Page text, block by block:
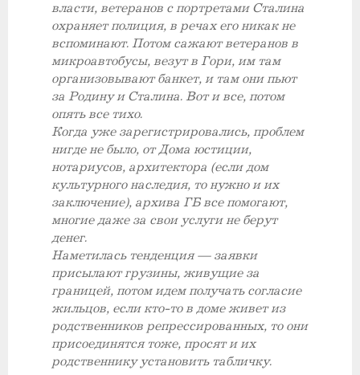
власти, ветеранов с портретами Сталина
охраняет полиция, в речах его никак не
вспоминают. Потом сажают ветеранов в
микроавтобусы, везут в Гори, им там
организовывают банкет, и там они пьют
за Родину и Сталина. Вот и все, потом
опять все тихо.
Когда уже зарегистрировались, проблем
нигде не было, от Дома юстиции,
нотариусов, архитектора (если дом
культурного наследия, то нужно и их
заключение), архива ГБ все помогают,
многие даже за свои услуги не берут
денег.
Наметилась тенденция — заявки
присылают грузины, живущие за
границей, потом идем получать согласие
жильцов, если кто-то в доме живет из
родственников репрессированных, то они
присоединятся тоже, просят и их
родственнику установить табличку.